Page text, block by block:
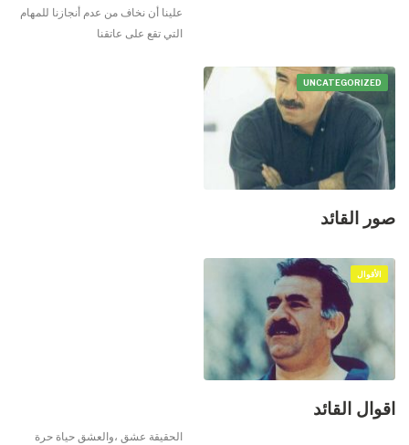
علينا أن نخاف من عدم أنجازنا للمهام
التي تقع على عاتقنا
UNCATEGORIZED
صور القائد
الأقوال
اقوال القائد
الحقيقة عشق ،والعشق حياة حرة